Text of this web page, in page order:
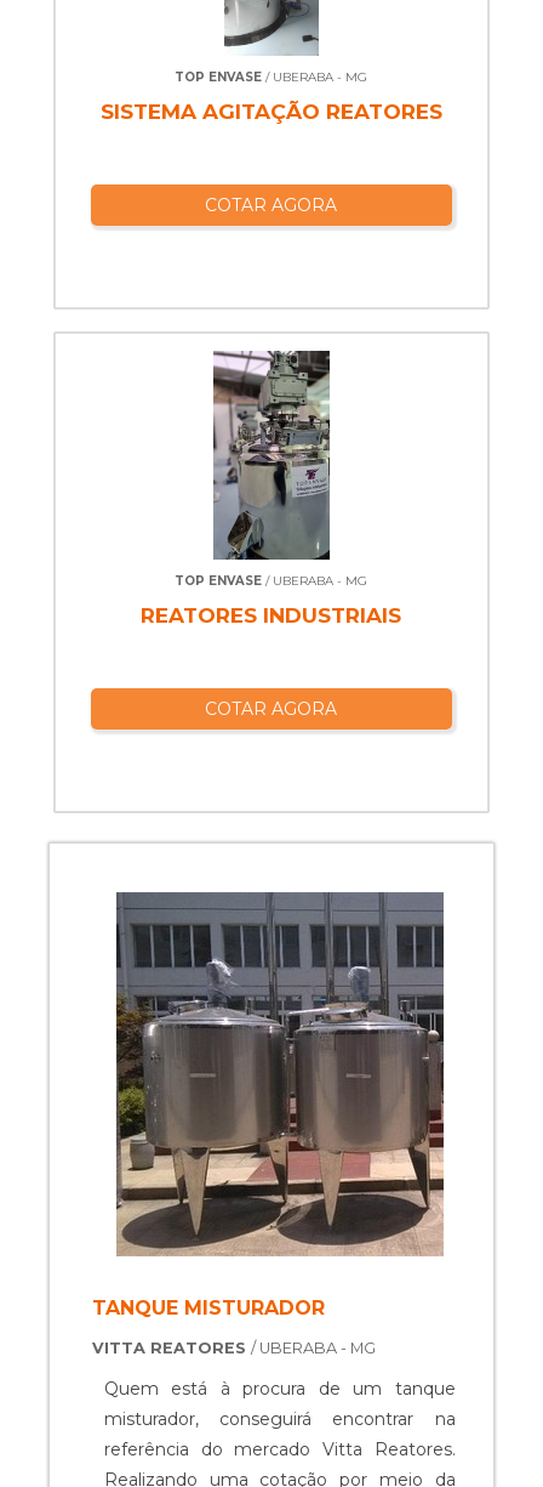
TOP ENVASE / UBERABA - MG
SISTEMA AGITAÇÃO REATORES
COTAR AGORA
TOP ENVASE / UBERABA - MG
REATORES INDUSTRIAIS
COTAR AGORA
TANQUE MISTURADOR
VITTA REATORES / UBERABA - MG
Quem está à procura de um tanque
misturador, conseguirá encontrar na
referência do mercado Vitta Reatores.
Realizando uma cotação por meio da